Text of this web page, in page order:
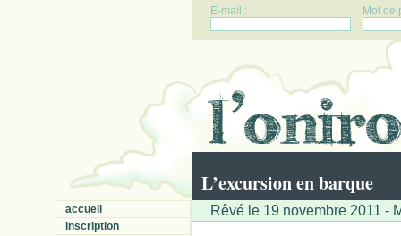
E-mail : Mot de
L’excursion en barque
accueil
inscription
Rêvé le 19 novembre 2011 -